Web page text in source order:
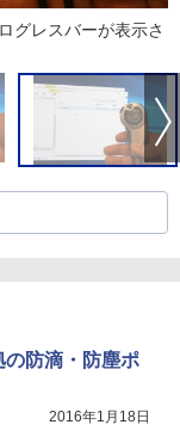
グレスバーが表示さ
防滴・防塵ポ
2016年1月18日